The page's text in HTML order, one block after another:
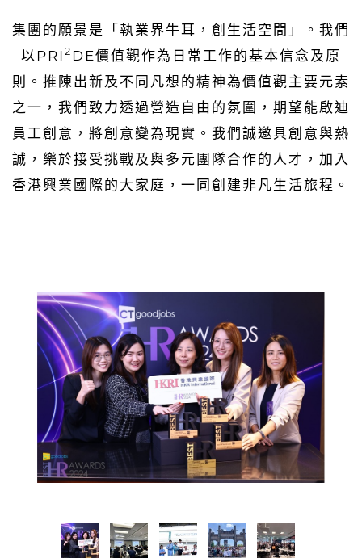
集團的願景是「執業界牛耳，創生活空間」。我們
以PRI 2 DE價值觀作為日常工作的基本信念及原
則。推陳出新及不同凡想的精神為價值觀主要元素
之一，我們致力透過營造自由的氛圍，期望能啟迪
員工創意，將創意變為現實。我們誠邀具創意與熱
誠，樂於接受挑戰及與多元團隊合作的人才，加入
香港興業國際的大家庭，一同創建非凡生活旅程。